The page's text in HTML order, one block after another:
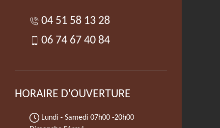
04 51 58 13 28
06 74 67 40 84
HORAIRE D'OUVERTURE
Lundi - Samedi 07h00 -20h00